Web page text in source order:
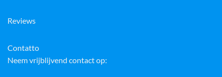
Reviews
Contatto
Neem vrijblijvend contact op: